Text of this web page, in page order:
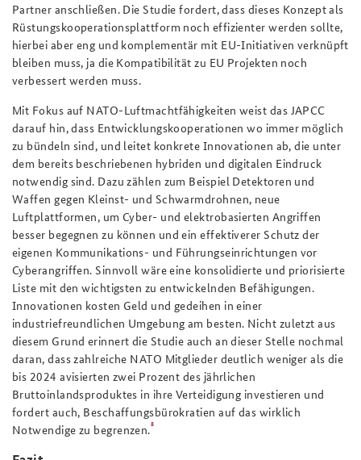
Partner anschließen. Die Studie fordert, dass dieses Konzept als
Rüstungskooperationsplattform noch effizienter werden sollte,
hierbei aber eng und komplementär mit EU-Initiativen verknüpft
bleiben muss, ja die Kompatibilität zu EU Projekten noch
verbessert werden muss.
Mit Fokus auf NATO-Luftmachtfähigkeiten weist das JAPCC
darauf hin, dass Entwicklungskooperationen wo immer möglich
zu bündeln sind, und leitet konkrete Innovationen ab, die unter
dem bereits beschriebenen hybriden und digitalen Eindruck
notwendig sind. Dazu zählen zum Beispiel Detektoren und
Waffen gegen Kleinst- und Schwarmdrohnen, neue
Luftplattformen, um Cyber- und elektrobasierten Angriffen
besser begegnen zu können und ein effektiverer Schutz der
eigenen Kommunikations- und Führungseinrichtungen vor
Cyberangriffen. Sinnvoll wäre eine konsolidierte und priorisierte
Liste mit den wichtigsten zu entwickelnden Befähigungen.
Innovationen kosten Geld und gedeihen in einer
industriefreundlichen Umgebung am besten. Nicht zuletzt aus
diesem Grund erinnert die Studie auch an dieser Stelle nochmal
daran, dass zahlreiche NATO Mitglieder deutlich weniger als die
bis 2024 avisierten zwei Prozent des jährlichen
Bruttoinlandsproduktes in ihre Verteidigung investieren und
fordert auch, Beschaffungsbürokratien auf das wirklich
Notwendige zu begrenzen.8